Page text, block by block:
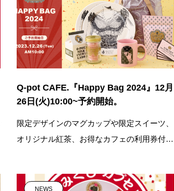
Q-pot CAFE.『Happy Bag 2024』12月
26日(火)10:00~予約開始。
限定デザインのマグカップや限定スイーツ、
オリジナル紅茶、お得なカフェの利用券付
NEWS